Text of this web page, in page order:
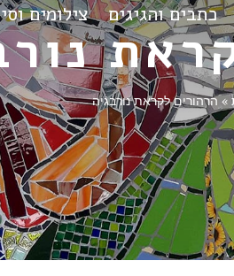
כתבים והגיגים צילומים
» הרהורים לקראת נורבגיה